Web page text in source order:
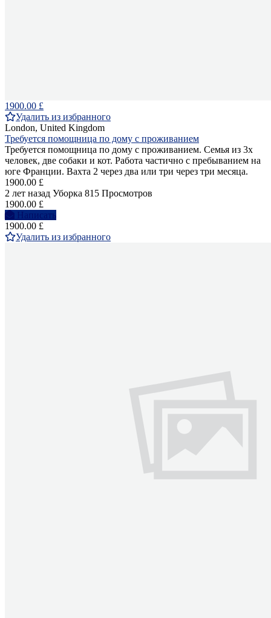
1900.00 £
Удалить из избранного
London, United Kingdom
Требуется помощница по дому с проживанием
Требуется помощница по дому с проживанием. Семья из 3х
человек, две собаки и кот. Работа частично с пребыванием на
юге Франции. Вахта 2 через два или три через три месяца.
1900.00 £
2 лет назад Уборка 815 Просмотров
1900.00 £
Написать
1900.00 £
Удалить из избранного